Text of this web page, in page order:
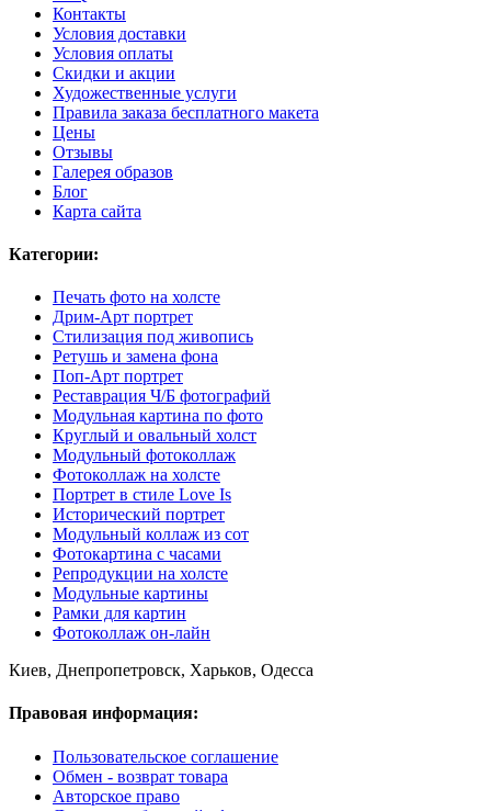
Контакты
Условия доставки
Условия оплаты
Скидки и акции
Художественные услуги
Правила заказа бесплатного макета
Цены
Отзывы
Галерея образов
Блог
Карта сайта
Категории:
Печать фото на холсте
Дрим-Арт портрет
Стилизация под живопись
Ретушь и замена фона
Поп-Арт портрет
Реставрация Ч/Б фотографий
Модульная картина по фото
Круглый и овальный холст
Модульный фотоколлаж
Фотоколлаж на холсте
Портрет в стиле Love Is
Исторический портрет
Модульный коллаж из сот
Фотокартина с часами
Репродукции на холсте
Модульные картины
Рамки для картин
Фотоколлаж он-лайн
Киев, Днепропетровск, Харьков, Одесса
Правовая информация:
Пользовательское соглашение
Обмен - возврат товара
Авторское право